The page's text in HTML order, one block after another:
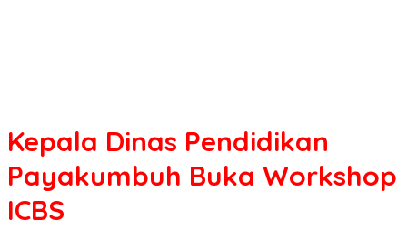
Kepala Dinas Pendidikan
Payakumbuh Buka Workshop
ICBS